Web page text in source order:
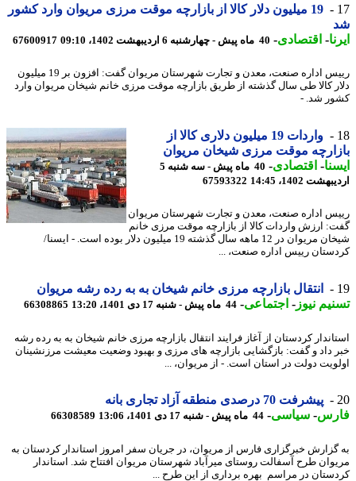
19 میلیون دلار کالا از بازارچه موقت مرزی مریوان وارد کشور
-اقتصادی-40 ماه پیش - چهارشنبه 6 اردیبهشت 1402، 09:10 67600917
رییس اداره صنعت، معدن و تجارت شهرستان مریوان گفت: افزون بر 19 میلیون
کالا طی سال گذشته از طریق بازارچه موقت مرزی خانم شیخان مریوان وارد
شد. -
واردات 19 میلیون دلاری کالا از
موقت مرزی شیخان مریوان
-اقتصادی-
40 ماه پیش - سه شنبه 5
1402، 14:45
67593322
اداره صنعت، معدن و تجارت شهرستان مریوان
ارزش واردات کالا از بازارچه موقت مرزی خانم
شیخان مریوان در 12 ماهه سال گذشته 19 میلیون دلار بوده است. - ایسنا/
رییس اداره صنعت، ...
انتقال بازارچه مرزی خانم شیخان به به رده رشه مریوان
نیوز-اجتماعی-44 ماه پیش - شنبه 17 دی 1401، 13:20 66308865
کردستان از آغاز فرایند انتقال بازارچه مرزی خانم شیخان به به رده رشه
داد و گفت: بازگشایی بازارچه های مرزی و بهبود وضعیت معیشت مرزنشینان
دولت در استان است. - از مریوان، ...
پیشرفت 70 درصدی منطقه آزاد تجاری بانه
-سیاسی-44 ماه پیش - شنبه 17 دی 1401، 13:06 66308589
خبرگزاری فارس از مریوان، در جریان سفر امروز استاندار کردستان به
طرح آسفالت روستای میرآباد شهرستان مریوان افتتاح شد. استاندار
در مراسم بهره برداری از این طرح ...